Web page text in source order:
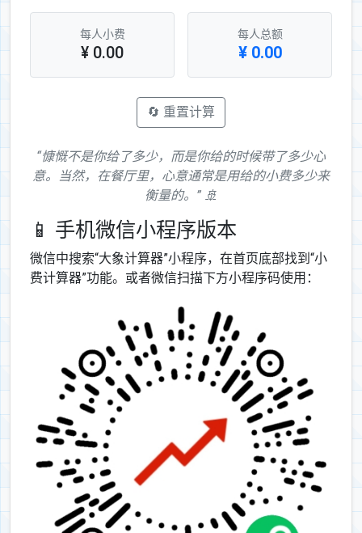
每人小费
¥ 0.00
每人总额
¥ 0.00
🔄 重置计算
“慷慨不是你给了多少，而是你给的时候带了多少心
意。当然，在餐厅里，心意通常是用给的小费多少来
衡量的。” 🚢
📱 手机微信小程序版本
微信中搜索“大象计算器”小程序，在首页底部找到“小
费计算器”功能。或者微信扫描下方小程序码使用：